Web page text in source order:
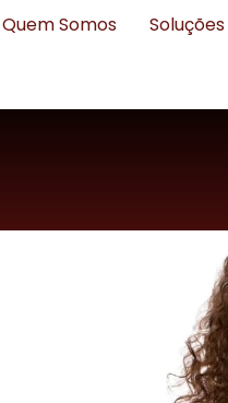
Quem Somos Soluções